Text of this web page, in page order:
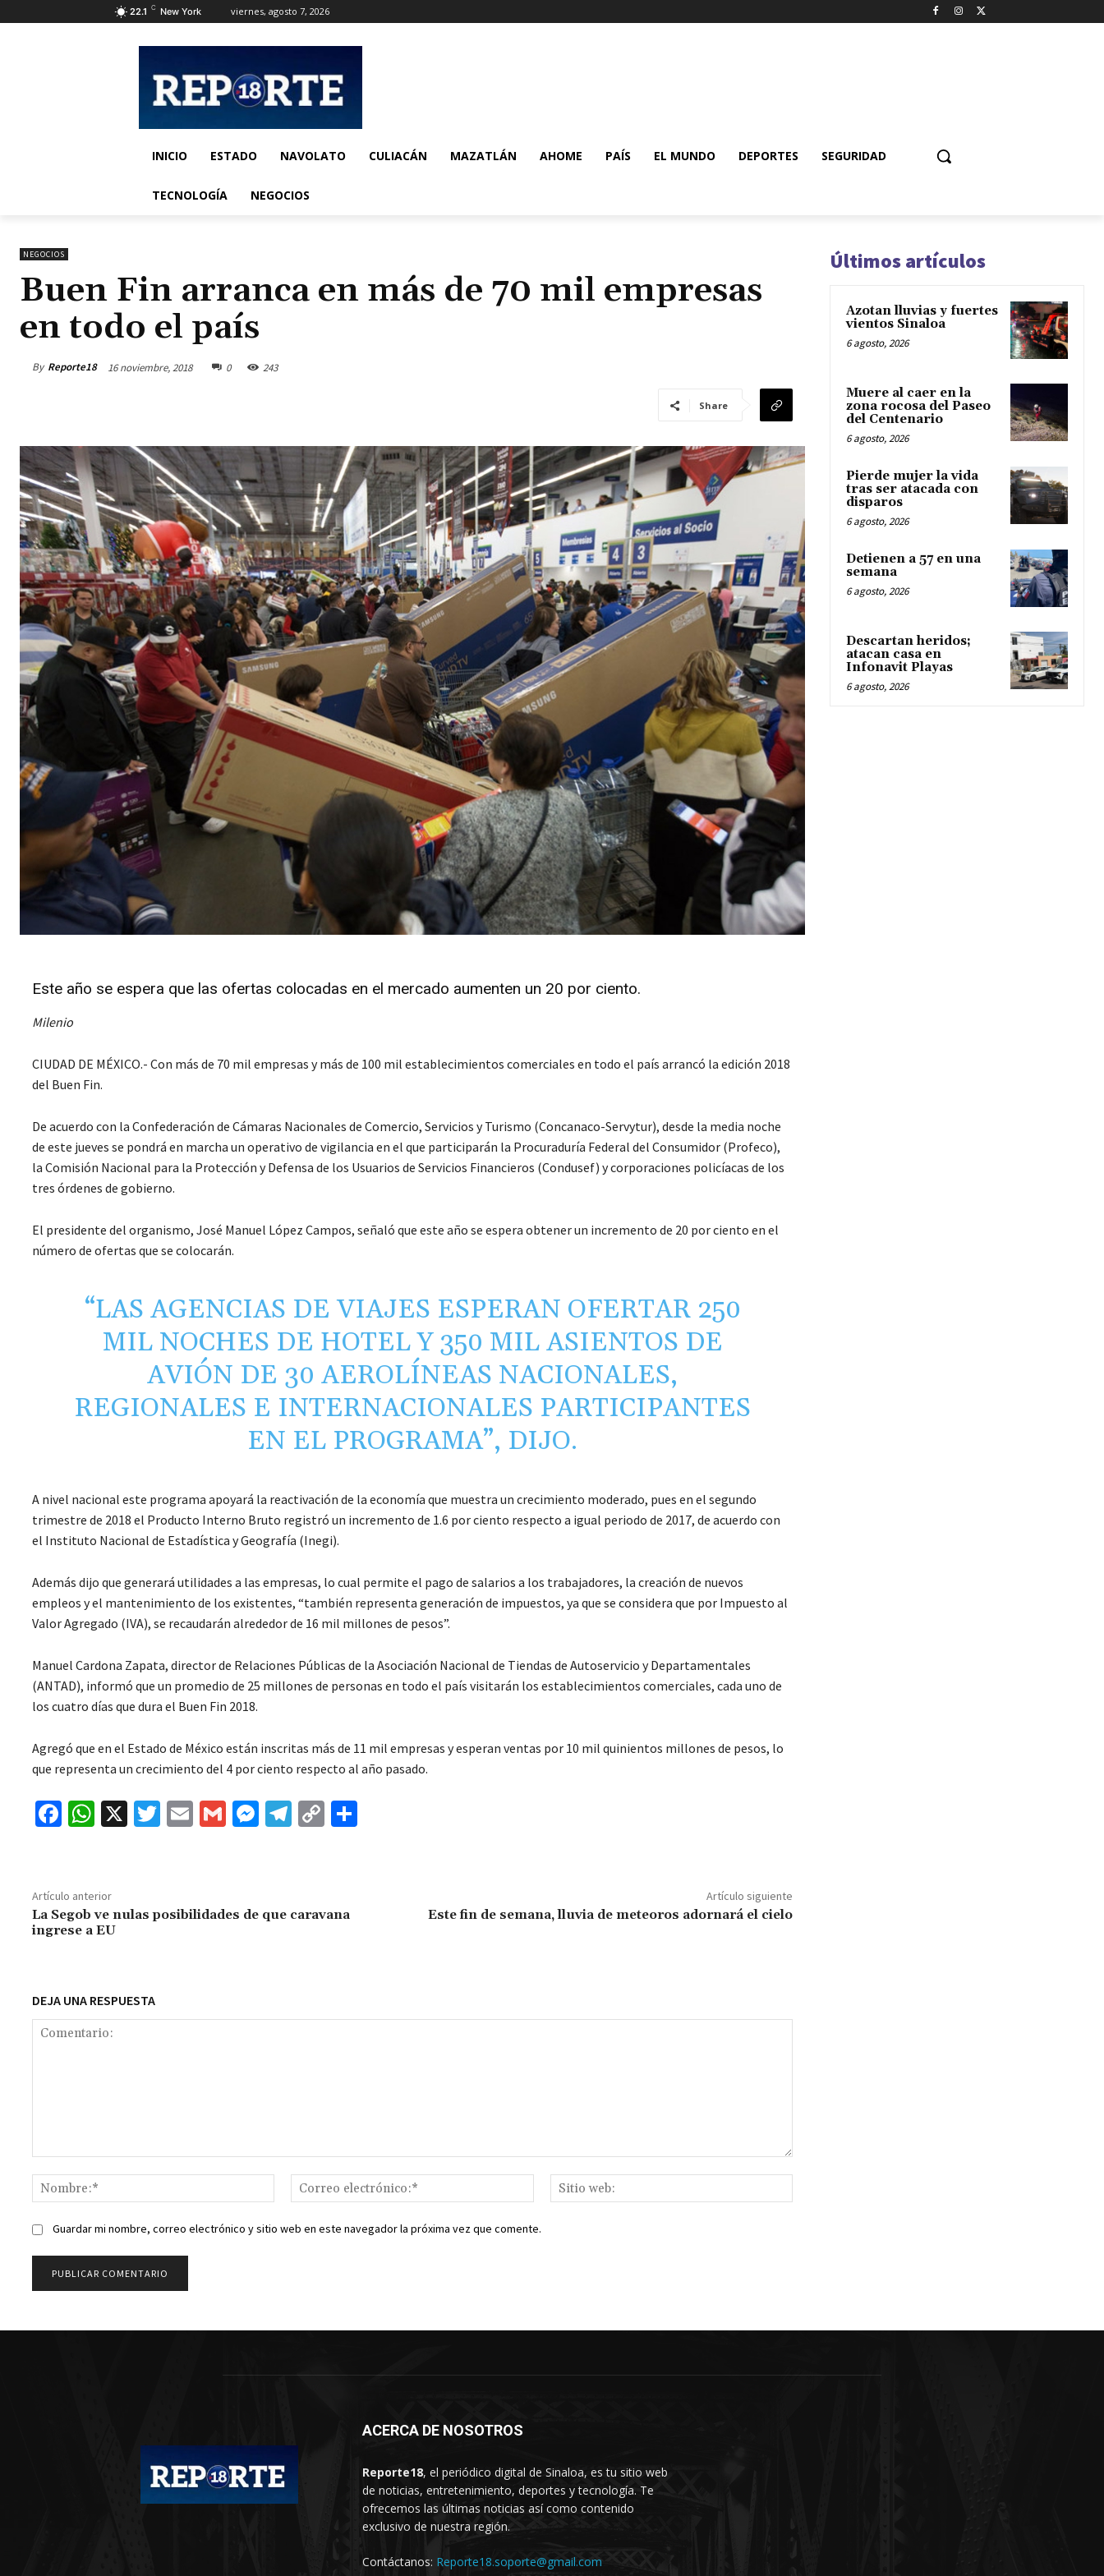
22.1 C New York viernes, agosto 7, 2026
INICIO ESTADO NAVOLATO CULIACÁN MAZATLÁN AHOME PAÍS EL MUNDO DEPORTES SEGURIDAD
TECNOLOGÍA NEGOCIOS
NEGOCIOS
Buen Fin arranca en más de 70 mil empresas
en todo el país
By Reporte18 16 noviembre, 2018 0 243
Share
Este año se espera que las ofertas colocadas en el mercado aumenten un 20 por ciento.
Milenio
CIUDAD DE MÉXICO.- Con más de 70 mil empresas y más de 100 mil establecimientos comerciales en todo el país arrancó la edición 2018
del Buen Fin.
De acuerdo con la Confederación de Cámaras Nacionales de Comercio, Servicios y Turismo (Concanaco-Servytur), desde la media noche
de este jueves se pondrá en marcha un operativo de vigilancia en el que participarán la Procuraduría Federal del Consumidor (Profeco),
la Comisión Nacional para la Protección y Defensa de los Usuarios de Servicios Financieros (Condusef) y corporaciones policíacas de los
tres órdenes de gobierno.
El presidente del organismo, José Manuel López Campos, señaló que este año se espera obtener un incremento de 20 por ciento en el
número de ofertas que se colocarán.
“LAS AGENCIAS DE VIAJES ESPERAN OFERTAR 250
MIL NOCHES DE HOTEL Y 350 MIL ASIENTOS DE
AVIÓN DE 30 AEROLÍNEAS NACIONALES,
REGIONALES E INTERNACIONALES PARTICIPANTES
EN EL PROGRAMA”, DIJO.
A nivel nacional este programa apoyará la reactivación de la economía que muestra un crecimiento moderado, pues en el segundo
trimestre de 2018 el Producto Interno Bruto registró un incremento de 1.6 por ciento respecto a igual periodo de 2017, de acuerdo con
el Instituto Nacional de Estadística y Geografía (Inegi).
Además dijo que generará utilidades a las empresas, lo cual permite el pago de salarios a los trabajadores, la creación de nuevos
empleos y el mantenimiento de los existentes, “también representa generación de impuestos, ya que se considera que por Impuesto al
Valor Agregado (IVA), se recaudarán alrededor de 16 mil millones de pesos”.
Manuel Cardona Zapata, director de Relaciones Públicas de la Asociación Nacional de Tiendas de Autoservicio y Departamentales
(ANTAD), informó que un promedio de 25 millones de personas en todo el país visitarán los establecimientos comerciales, cada uno de
los cuatro días que dura el Buen Fin 2018.
Agregó que en el Estado de México están inscritas más de 11 mil empresas y esperan ventas por 10 mil quinientos millones de pesos, lo
que representa un crecimiento del 4 por ciento respecto al año pasado.
Fa
o
o
k
W
sA
p
p
X
T
E
G
M
ge
Te
m
C
Li
Artículo anterior
La Segob ve nulas posibilidades de que caravana
ingrese a EU
Artículo siguiente
Este fin de semana, lluvia de meteoros adornará el cielo
DEJA UNA RESPUESTA
Nombre:*
Correo
electrónico:*
web:
Guardar mi nombre, correo electrónico y sitio web en este navegador la próxima vez que comente.
Últimos artículos
Azotan lluvias y fuertes
vientos Sinaloa
6 agosto, 2026
Muere al caer en la
zona rocosa del Paseo
del Centenario
6 agosto, 2026
Pierde mujer la vida
tras ser atacada con
disparos
6 agosto, 2026
Detienen a 57 en una
semana
6 agosto, 2026
Descartan heridos;
atacan casa en
Infonavit Playas
6 agosto, 2026
ACERCA DE NOSOTROS
Reporte18, el periódico digital de Sinaloa, es tu sitio web
de noticias, entretenimiento, deportes y tecnología. Te
ofrecemos las últimas noticias así como contenido
exclusivo de nuestra región.
Contáctanos: Reporte18.soporte@gmail.com